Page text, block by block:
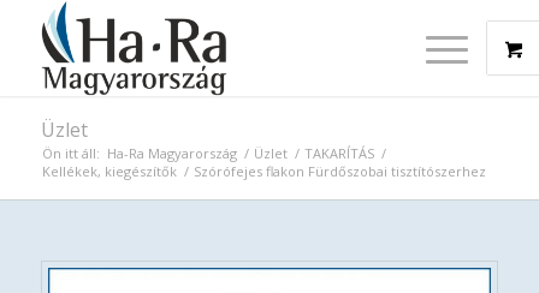
Üzlet
Ön itt áll: Ha-Ra Magyarország / Üzlet / TAKARÍTÁS /
Kellékek, kiegészítők / Szórófejes flakon Fürdőszobai tisztítószerhez